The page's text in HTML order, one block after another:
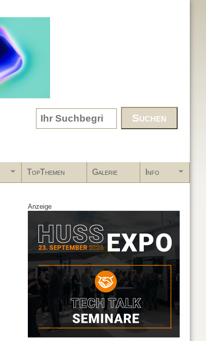
Search form
TopThemen Galerie Info
Anzeige